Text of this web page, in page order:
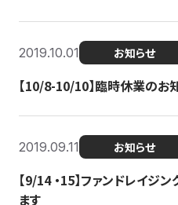
2019.10.01 お知らせ
【10/8-10/10】臨時休業のお
2019.09.11 お知らせ
【9/14 ・15】ファンドレイジ
ます